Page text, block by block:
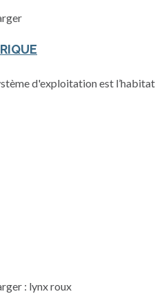
d'exploitation est
: lynx roux